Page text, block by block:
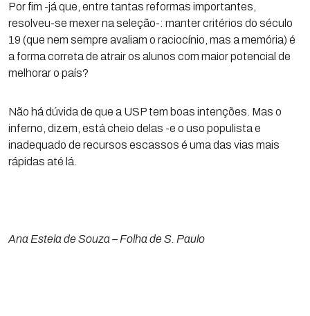
Por fim -já que, entre tantas reformas importantes,
resolveu-se mexer na seleção-: manter critérios do século
19 (que nem sempre avaliam o raciocínio, mas a memória) é
a forma correta de atrair os alunos com maior potencial de
melhorar o país?
Não há dúvida de que a USP tem boas intenções. Mas o
inferno, dizem, está cheio delas -e o uso populista e
inadequado de recursos escassos é uma das vias mais
rápidas até lá.
Ana Estela de Souza – Folha de S. Paulo